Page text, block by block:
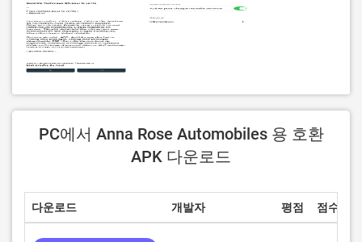
PC에서 Anna Rose Automobiles 용 호환
APK 다운로드
다운로드 개발자 평점 점수